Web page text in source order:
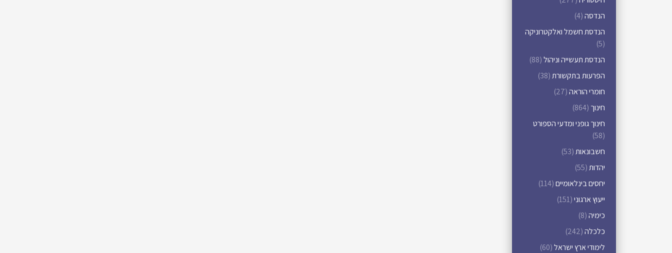
הנדסה(4)
הנדסת חשמל ואלקטרוניקה
(5)
הנדסת תעשייה וניהול(88)
הפרעות בתקשורת(38)
חומרי הוראה(27)
חינוך (864)
חינוך גופני ומדעי הספורט
(58)
חשבונאות(53)
יהדות(55)
יחסים בינלאומיים(114)
ייעוץ ארגוני(151)
כימיה(8)
כלכלה(242)
לימודי ארץ ישראל(60)